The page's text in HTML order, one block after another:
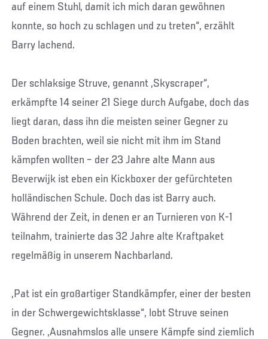
auf einem Stuhl, damit ich mich daran gewöhnen
konnte, so hoch zu schlagen und zu treten“, erzählt
Barry lachend.
Der schlaksige Struve, genannt „Skyscraper“,
erkämpfte 14 seiner 21 Siege durch Aufgabe, doch das
liegt daran, dass ihn die meisten seiner Gegner zu
Boden brachten, weil sie nicht mit ihm im Stand
kämpfen wollten – der 23 Jahre alte Mann aus
Beverwijk ist eben ein Kickboxer der gefürchteten
holländischen Schule. Doch das ist Barry auch.
Während der Zeit, in denen er an Turnieren von K-1
teilnahm, trainierte das 32 Jahre alte Kraftpaket
regelmäßig in unserem Nachbarland.
„Pat ist ein großartiger Standkämpfer, einer der besten
in der Schwergewichtsklasse“, lobt Struve seinen
Gegner. „Ausnahmslos alle unsere Kämpfe sind ziemlich